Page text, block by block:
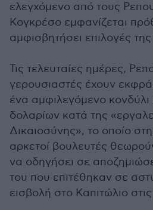
ελεγχόμενο από τους
Κογκρέσο εμφανίζεται
αμφισβητήσει επιλογές
Τις τελευταίες ημέρες,
γερουσιαστές έχουν
ένα αμφιλεγόμενο κονδύλι
δολαρίων κατά της
Δικαιοσύνης», το οποίο
αρκετοί βουλευτές
να οδηγήσει σε
του που επιτέθηκαν σε
εισβολή στο Καπιτώλιο